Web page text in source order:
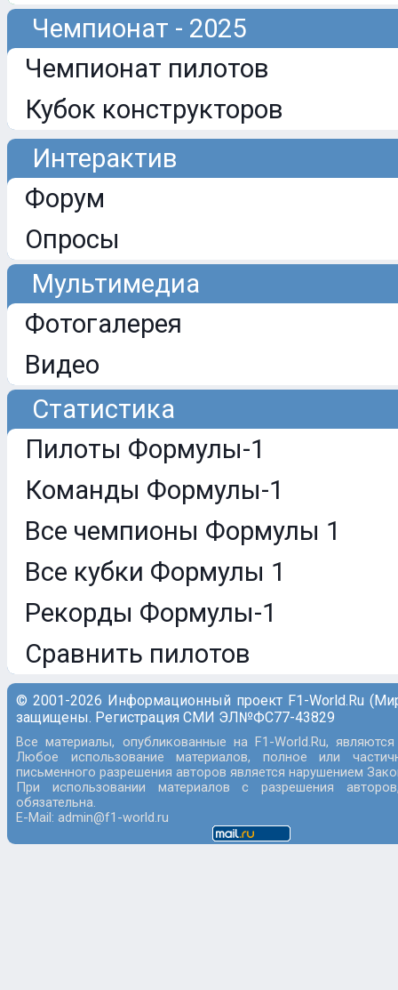
Чемпионат - 2025
Чемпионат пилотов
Кубок конструкторов
Интерактив
Форум
Опросы
Мультимедиа
Фотогалерея
Видео
Статистика
Пилоты Формулы-1
Команды Формулы-1
Все чемпионы Формулы 1
Все кубки Формулы 1
Рекорды Формулы-1
Сравнить пилотов
© 2001-2026 Информационный проект F1-World.Ru
защищены. Регистрация СМИ ЭЛ№ФС77-43829
Все материалы, опубликованные на F1-World.Ru,
Любое использование материалов, полное или
письменного разрешения авторов является нарушением
При использовании материалов с разрешения
обязательна.
E-Mail: admin@f1-world.ru